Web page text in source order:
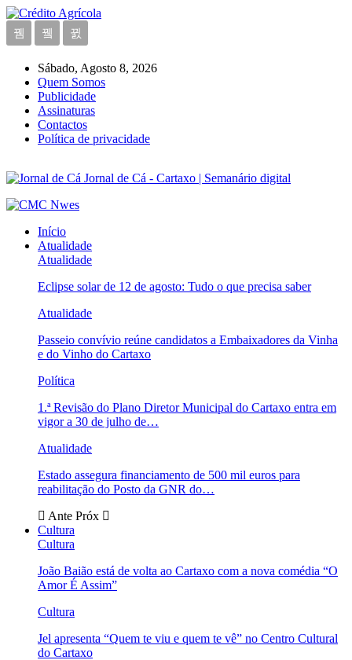
Sábado, Agosto 8, 2026
Quem Somos
Publicidade
Assinaturas
Contactos
Política de privacidade
Jornal de Cá - Cartaxo | Semanário digital
Início
Atualidade
Atualidade
Eclipse solar de 12 de agosto: Tudo o que precisa saber
Atualidade
Passeio convívio reúne candidatos a Embaixadores da Vinha
e do Vinho do Cartaxo
Política
1.ª Revisão do Plano Diretor Municipal do Cartaxo entra em
vigor a 30 de julho de…
Atualidade
Estado assegura financiamento de 500 mil euros para
reabilitação do Posto da GNR do…
Ante Próx
Cultura
Cultura
João Baião está de volta ao Cartaxo com a nova comédia “O
Amor É Assim”
Cultura
Jel apresenta “Quem te viu e quem te vê” no Centro Cultural
do Cartaxo